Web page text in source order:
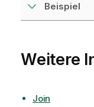
Beispiel
Weitere
Join